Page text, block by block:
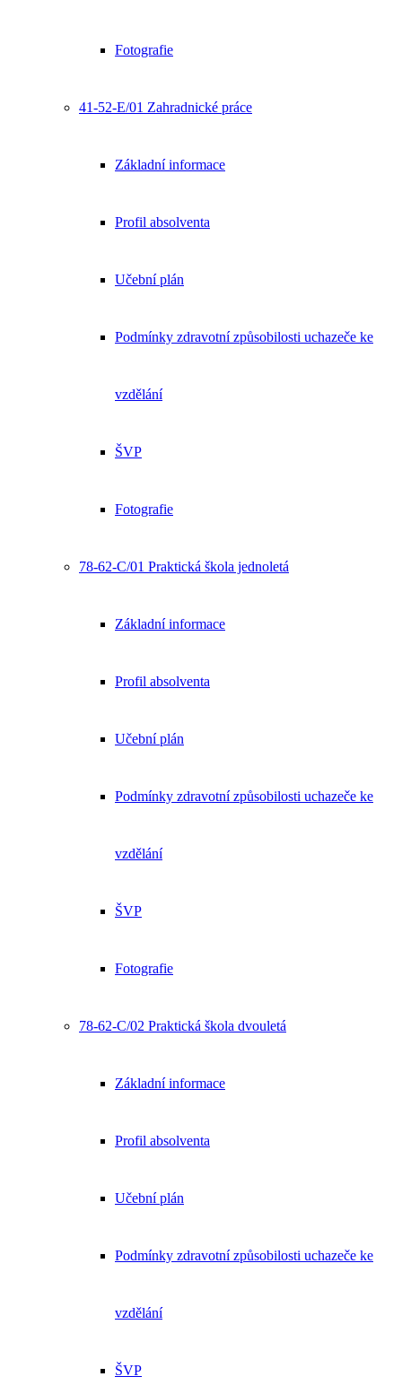
Fotografie
41-52-E/01 Zahradnické práce
Základní informace
Profil absolventa
Učební plán
Podmínky zdravotní způsobilosti uchazeče ke
vzdělání
ŠVP
Fotografie
78-62-C/01 Praktická škola jednoletá
Základní informace
Profil absolventa
Učební plán
Podmínky zdravotní způsobilosti uchazeče ke
vzdělání
ŠVP
Fotografie
78-62-C/02 Praktická škola dvouletá
Základní informace
Profil absolventa
Učební plán
Podmínky zdravotní způsobilosti uchazeče ke
vzdělání
ŠVP